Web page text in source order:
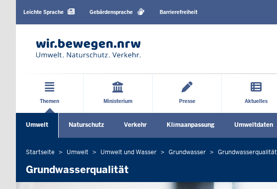
Sprachen
Leichte Sprache Gebärdensprache Barrierefreiheit
Hauptmenü
Themen Ministerium Presse Aktuelles
Umwelt Naturschutz Verkehr Klimaanpassung Umweltdaten
Sie
befinden
Startseite Umwelt Umwelt und Wasser Grundwasser Grundwasserqualität
Grundwasserqualität